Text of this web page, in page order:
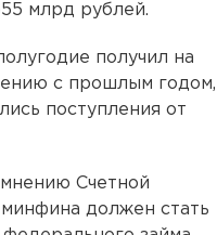
млрд рублей.
получил на
с прошлым годом,
поступления от
Счетной
должен стать